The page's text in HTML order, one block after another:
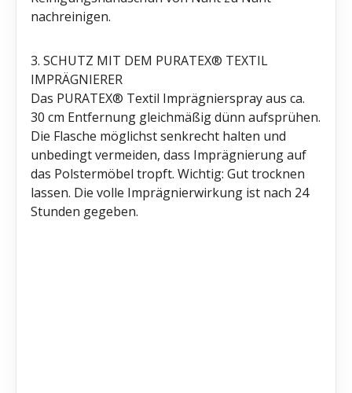
nachreinigen.
3. SCHUTZ MIT DEM PURATEX® TEXTIL
IMPRÄGNIERER
Das PURATEX® Textil Imprägnierspray aus ca.
30 cm Entfernung gleichmäßig dünn aufsprühen.
Die Flasche möglichst senkrecht halten und
unbedingt vermeiden, dass Imprägnierung auf
das Polstermöbel tropft. Wichtig: Gut trocknen
lassen. Die volle Imprägnierwirkung ist nach 24
Stunden gegeben.